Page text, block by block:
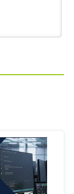
rece za
dalje da